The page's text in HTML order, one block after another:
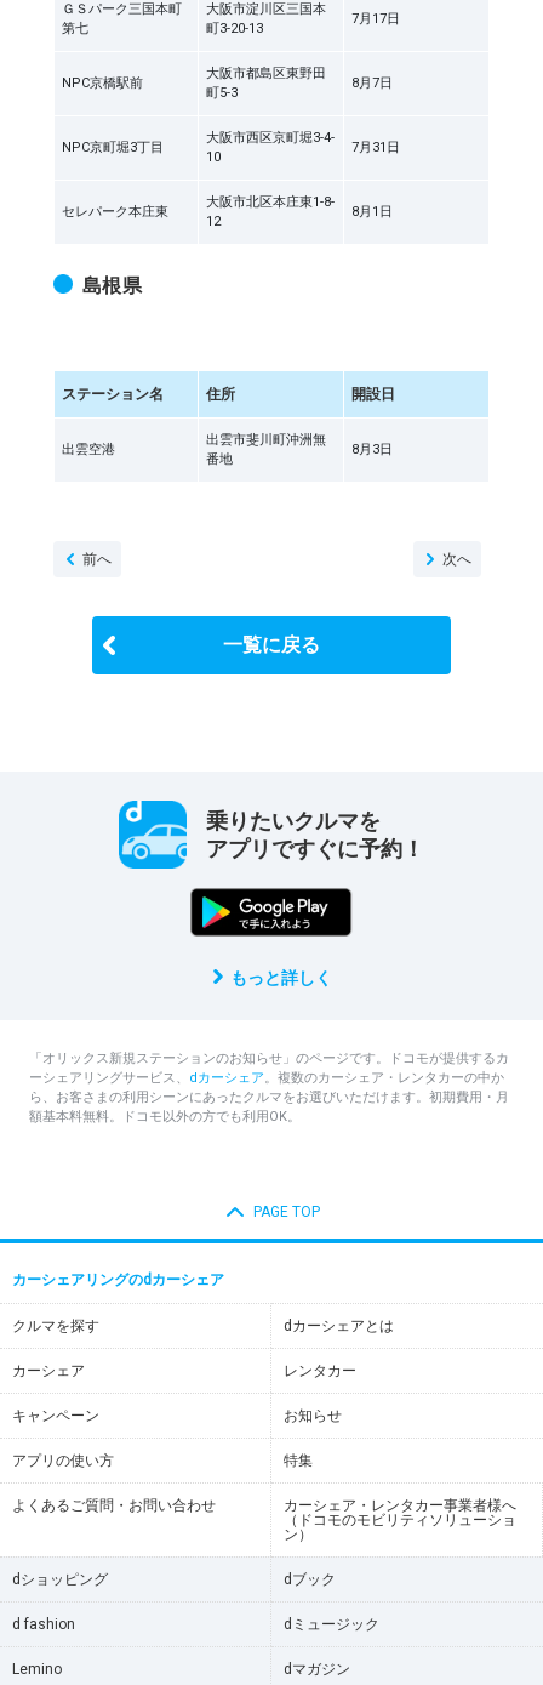
ＧＳパーク三国本町
第七
大阪市淀川区三国本
町3-20-13
7月17日
NPC京橋駅前
大阪市都島区東野田
町5-3
8月7日
NPC京町堀3丁目
大阪市西区京町堀3-4-
10
7月31日
セレパーク本庄東
大阪市北区本庄東1-8-
12
8月1日
島根県
ステーション名 住所 開設日
出雲空港
出雲市斐川町沖洲無
番地
8月3日
前へ 次へ
一覧に戻る
乗りたいクルマを
アプリですぐに予約！
もっと詳しく
「オリックス新規ステーションのお知らせ」のページです。ドコモが提供するカ
ーシェアリングサービス、 dカーシェア。複数のカーシェア・レンタカーの中か
ら、お客さまの利用シーンにあったクルマをお選びいただけます。初期費用・月
額基本料無料。ドコモ以外の方でも利用OK。
PAGE TOP
カーシェアリングのdカーシェア
クルマを探す dカーシェアとは
カーシェア レンタカー
キャンペーン お知らせ
アプリの使い方 特集
よくあるご質問・お問い合わせ
カーシェア・レンタカー事業者様へ
（ドコモのモビリティソリューショ
ン）
dショッピング dブック
d fashion dミュージック
Lemino dマガジン